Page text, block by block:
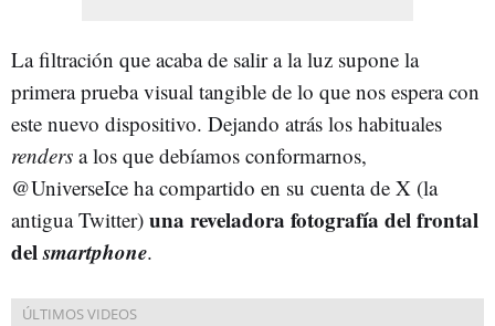
La filtración que acaba de salir a la luz supone la
primera prueba visual tangible de lo que nos espera con
este nuevo dispositivo. Dejando atrás los habituales
renders a los que debíamos conformarnos,
@UniverseIce ha compartido en su cuenta de X (la
antigua Twitter) una reveladora fotografía del frontal
delsmartphone.